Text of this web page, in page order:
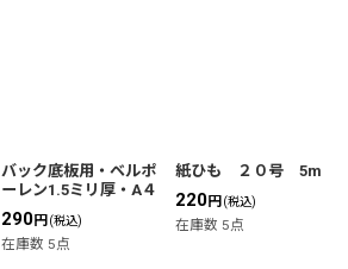
バック底板用・ベルポ
ーレン1.5ミリ厚・A４
290円 (税込)
在庫数 5点
紙ひも ２０号 5m
220円 (税込)
在庫数 5点